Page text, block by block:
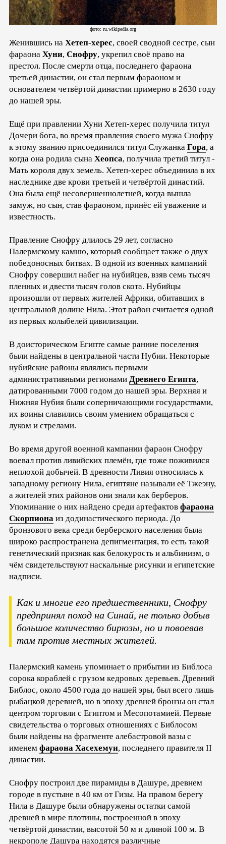
фото: ru.wikipedia.org
Женившись на Хетеп-херес, своей сводной сестре, сын
фараона Хуни, Снофру, укрепил своё право на
престол. После смерти отца, последнего фараона
третьей династии, он стал первым фараоном и
основателем четвёртой династии примерно в 2630 году
до нашей эры.
Ещё при правлении Хуни Хетеп-херес получила титул
Дочери бога, во время правления своего мужа Снофру
к этому званию присоединился титул Служанка Гора, а
когда она родила сына Хеопса, получила третий титул -
Мать короля двух земель. Хетеп-херес объединила в их
наследнике две крови третьей и четвёртой династий.
Она была ещё несовершеннолетней, когда вышла
замуж, но сын, став фараоном, принёс ей уважение и
известность.
Правление Снофру длилось 29 лет, согласно
Палермскому камню, который сообщает также о двух
победоносных битвах. В одной из военных кампаний
Снофру совершил набег на нубийцев, взяв семь тысяч
пленных и двести тысяч голов скота. Нубийцы
произошли от первых жителей Африки, обитавших в
центральной долине Нила. Этот район считается одной
из первых колыбелей цивилизации.
В доисторическом Египте самые ранние поселения
были найдены в центральной части Нубии. Некоторые
нубийские районы являлись первыми
административными регионами Древнего Египта,
датированными 7000 годом до нашей эры. Верхняя и
Нижняя Нубия были соперничающими государствами,
их воины славились своим умением обращаться с
луком и стрелами.
Во время другой военной кампании фараон Снофру
воевал против ливийских племён, где тоже поживился
неплохой добычей. В древности Ливия относилась к
западному региону Нила, египтяне называли её Тжеэну,
а жителей этих районов они знали как берберов.
Упоминание о них найдено среди артефактов фараона
Скорпиона из додинастического периода. До
бронзового века среди берберского населения была
широко распространена депигментация, то есть такой
генетический признак как белокурость и альбинизм, о
чём свидетельствуют наскальные рисунки и египетские
надписи.
Как и многие его предшественники, Снофру
предпринял поход на Синай, не только добыв
большое количество бирюзы, но и повоевав
там против местных жителей.
Палермский камень упоминает о прибытии из Библоса
сорока кораблей с грузом кедровых деревьев. Древний
Библос, около 4500 года до нашей эры, был всего лишь
рыбацкой деревней, но в эпоху древней бронзы он стал
центром торговли с Египтом и Месопотамией. Первые
свидетельства о торговых отношениях с Библосом
были найдены на фрагменте алебастровой вазы с
именем фараона Хасехемуи, последнего правителя II
династии.
Снофру построил две пирамиды в Дашуре, древнем
городе в пустыне в 40 км от Гизы. На правом берегу
Нила в Дашуре были обнаружены остатки самой
древней в мире плотины, построенной в эпоху
четвёртой династии, высотой 50 м и длиной 100 м. В
некрополе Дашура находятся различные